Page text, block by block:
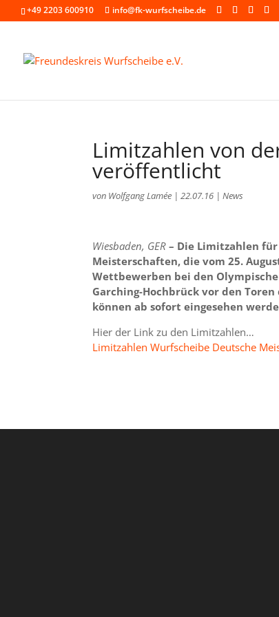
+49 2203 600910 info@fk-wurfscheibe.de
Limitzahlen von
veröffentlicht
von Wolfgang Lamée |22.07.16 |News
Wiesbaden, GER – Die Limitzahlen
Meisterschaften, die vom 25.
Wettbewerben bei den
Garching-Hochbrück vor den
können ab sofort eingesehen
Hier der Link zu den Limitzahlen…
Limitzahlen Wurfscheibe Deutsche